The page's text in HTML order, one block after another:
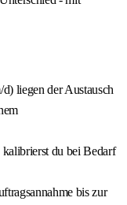
liegen der Austausch
kalibrierst du bei Bedarf
bis zur